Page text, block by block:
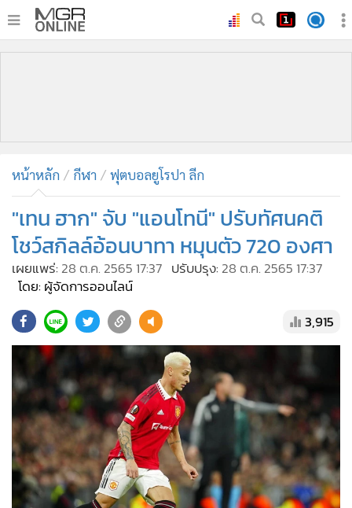
• บันเทิง
คอลัมนิสต์
• ละคร
CbizReview
• ผู้จัดกวน
Good health & Well-being
• Green Innovation & SD
•
Management & HR
• MGR Live
• Infographic
• การเมือง
• ท่องเที่ยว
หน้าหลัก กีฬา ฟุตบอลยูโรปา ลีก
"เทน ฮาก" จับ "แอนโทนี" ปรับทัศนคติ
โชว์สกิลล์อ้อนบาทา หมุนตัว 720 องศา
เผยแพร่: 28 ต.ค. 2565 17:37 ปรับปรุง: 28 ต.ค. 2565 17:37
โดย: ผู้จัดการออนไลน์
3,915